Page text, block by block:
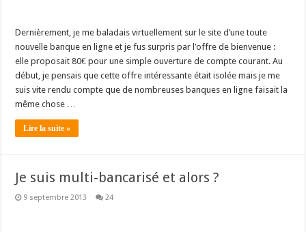
Dernièrement, je me baladais virtuellement sur le site d’une toute
nouvelle banque en ligne et je fus surpris par l’offre de bienvenue :
elle proposait 80€ pour une simple ouverture de compte courant. Au
début, je pensais que cette offre intéressante était isolée mais je me
suis vite rendu compte que de nombreuses banques en ligne faisait la
même chose …
Lire la suite »
Je suis multi-bancarisé et alors ?
9 septembre 2013 24